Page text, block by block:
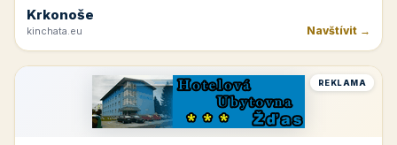
Krkonoše
kinchata.eu Navštívit →
REKLAMA